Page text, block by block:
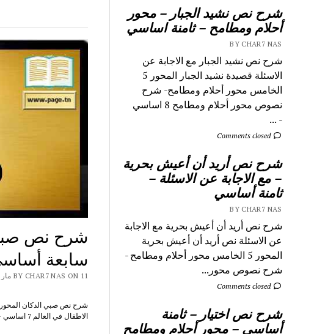
شرح نص نشيد الجبار – محور
أحلام ومطامح – ثامنة اساسي
BY CHAR7 NAS
شرح نص نشيد الجبار مع الاجابة عن
الاسئلة قصيدة نشيد الجبار المحور 5
الخامس محور أحلام ومطامح- شرح
نصوص محور أحلام ومطامح 8 اساسي
- ...
Comments closed
شرح نص أريد أن أعيش بحرية
– مع الاجابة عن الاسئلة –
ثامنة أساسي
BY CHAR7 NAS
شرح نص أريد أن أعيش بحرية مع الاجابة
عن الاسئلة نص أريد أن أعيش بحرية
المحور 5 الخامس محور أحلام ومطامح -
شرح نصوص محور...
Comments closed
شرح نص اختيار – ثامنة
أساسي – محور أحلام ومطامح
شرح نص صبي
سابعة
BY CHAR7 NAS ON 11 مارس، 2026
الاطفال في العالم 7 اساسي – تلخيص و تحضير وتحليل